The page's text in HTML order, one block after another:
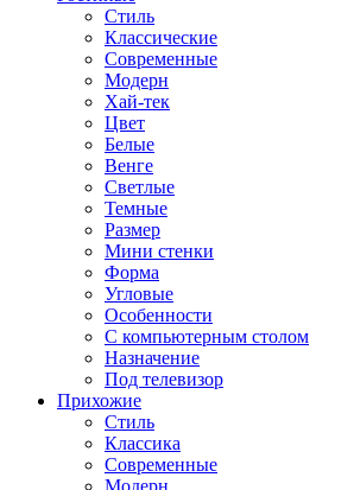
Стиль
Классические
Современные
Модерн
Хай-тек
Цвет
Белые
Венге
Светлые
Темные
Размер
Мини стенки
Форма
Угловые
Особенности
С компьютерным столом
Назначение
Под телевизор
Прихожие
Стиль
Классика
Современные
Модерн